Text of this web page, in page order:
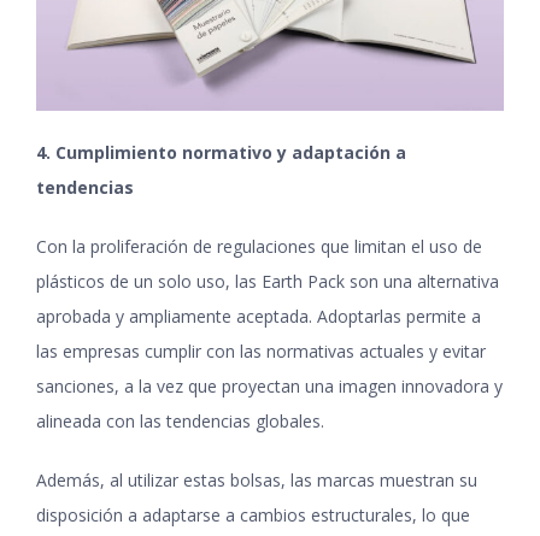
4. Cumplimiento normativo y adaptación a
tendencias
Con la proliferación de regulaciones que limitan el uso de
plásticos de un solo uso, las Earth Pack son una alternativa
aprobada y ampliamente aceptada. Adoptarlas permite a
las empresas cumplir con las normativas actuales y evitar
sanciones, a la vez que proyectan una imagen innovadora y
alineada con las tendencias globales.
Además, al utilizar estas bolsas, las marcas muestran su
disposición a adaptarse a cambios estructurales, lo que